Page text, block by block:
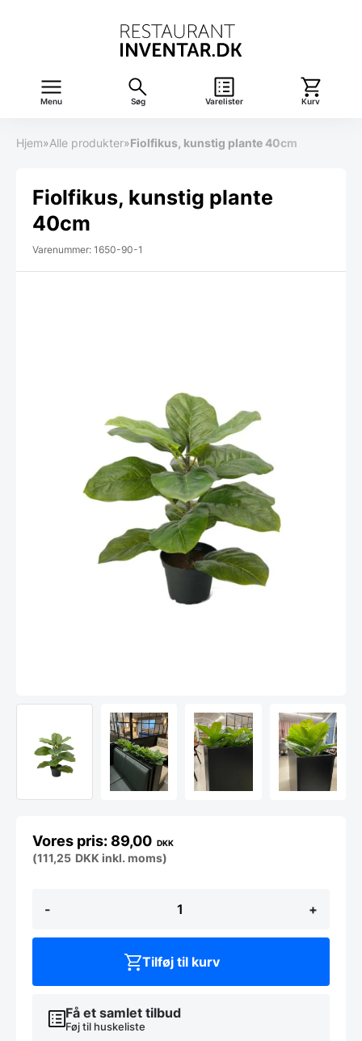
Menu Søg Varelister Kurv
Hjem»Alle produkter»Fiolfikus, kunstig plante 40cm
Fiolfikus, kunstig plante
40cm
Varenummer: 1650-90-1
-
kunstig
40cm
+
89,00 DKK
(111,25 DKK inkl. moms)
Få et samlet tilbud
Føj til huskeliste
Tilføj til kurv